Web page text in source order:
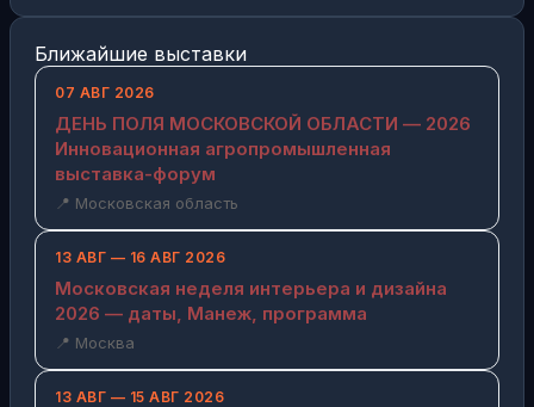
Ближайшие выставки
07 АВГ 2026
ДЕНЬ ПОЛЯ МОСКОВСКОЙ ОБЛАСТИ — 2026
Инновационная агропромышленная
выставка-форум
📍 Московская область
13 АВГ — 16 АВГ 2026
Московская неделя интерьера и дизайна
2026 — даты, Манеж, программа
📍 Москва
13 АВГ — 15 АВГ 2026